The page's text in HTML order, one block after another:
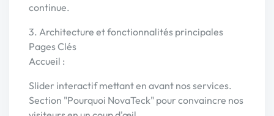
continue.
3. Architecture et fonctionnalités principales
Pages Clés
Accueil :
Slider interactif mettant en avant nos services.
Section "Pourquoi NovaTeck" pour convaincre nos